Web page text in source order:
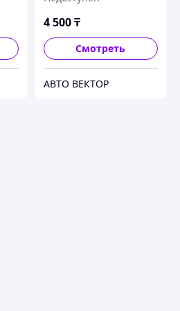
Multi-Purpose 0,946L
4 500₸
Смотреть
АВТО ВЕКТОР